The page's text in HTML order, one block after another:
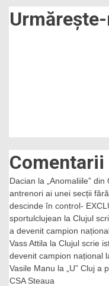
articole
Dacian la
„Anomaliile”
antrenori ai unei secții
descinde în control-
sportulclujean la Clujul
a devenit campion
Vass Attila la Clujul scrie
devenit campion național
Vasile Manu la
„U” Cluj
CSA Steaua